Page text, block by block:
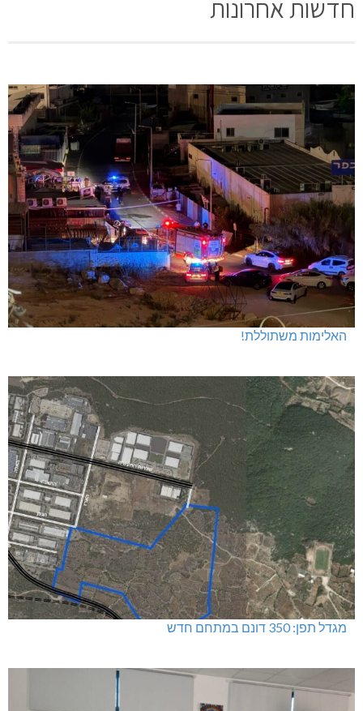
חדשות אחרונות
האלימות משתוללת!
מגדל תפן: 350 דונם במתחם חדש